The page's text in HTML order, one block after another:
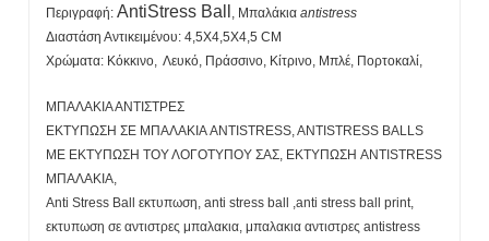
Περιγραφή:ΑntiStress Ball , Μπαλάκιαantistress
Διαστάση Αντικειμένου: 4,5X4,5X4,5 CM
Χρώματα: Κόκκινο, Λευκό, Πράσσινο, Κίτρινο, Μπλέ, Πορτοκαλί,
ΜΠΑΛΑΚΙΑ ΑΝΤΙΣΤΡΕΣ
ΕΚΤΥΠΩΣΗ ΣΕ ΜΠΑΛΑΚΙΑ ANTISTRESS, ANTISTRESS BALLS
ΜΕ ΕΚΤΥΠΩΣΗ ΤΟΥ ΛΟΓΟΤΥΠΟΥ ΣΑΣ, ΕΚΤΥΠΩΣΗ ANTISTRESS
ΜΠΑΛΑΚΙΑ,
Anti Stress Ball εκτυπωση, anti stress ball ,anti stress ball print,
εκτυπωση σε αντιστρες μπαλακια, μπαλακια αντιστρες antistress